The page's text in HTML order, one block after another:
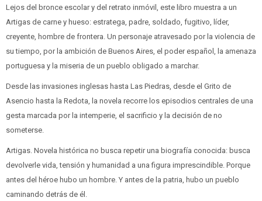
Lejos del bronce escolar y del retrato inmóvil, este libro muestra a un
Artigas de carne y hueso: estratega, padre, soldado, fugitivo, líder,
creyente, hombre de frontera. Un personaje atravesado por la violencia de
su tiempo, por la ambición de Buenos Aires, el poder español, la amenaza
portuguesa y la miseria de un pueblo obligado a marchar.
Desde las invasiones inglesas hasta Las Piedras, desde el Grito de
Asencio hasta la Redota, la novela recorre los episodios centrales de una
gesta marcada por la intemperie, el sacrificio y la decisión de no
someterse.
Artigas. Novela histórica no busca repetir una biografía conocida: busca
devolverle vida, tensión y humanidad a una figura imprescindible. Porque
antes del héroe hubo un hombre. Y antes de la patria, hubo un pueblo
caminando detrás de él.